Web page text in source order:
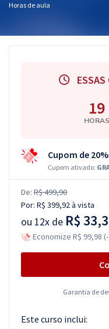
Conteúdo gratuito
Atendimento
Horas de aula
ESSAS
19
HORAS
Cupom de
Cupom ativado:
De: R$ 499,90
Por: R$ 399,92à vista
ou 12x de R$
Economize R$ 99,98
Garantia de
Este curso inclui: